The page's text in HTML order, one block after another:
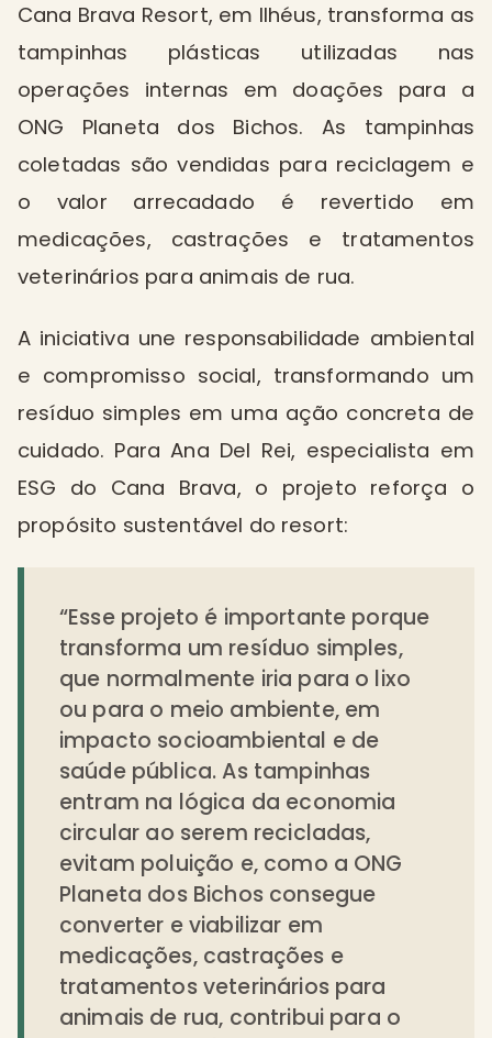
Cana Brava Resort, em Ilhéus, transforma as
tampinhas plásticas utilizadas nas
operações internas em doações para a
ONG Planeta dos Bichos. As tampinhas
coletadas são vendidas para reciclagem e
o valor arrecadado é revertido em
medicações, castrações e tratamentos
veterinários para animais de rua.
A iniciativa une responsabilidade ambiental
e compromisso social, transformando um
resíduo simples em uma ação concreta de
cuidado. Para Ana Del Rei, especialista em
ESG do Cana Brava, o projeto reforça o
propósito sustentável do resort:
“Esse projeto é importante porque
transforma um resíduo simples,
que normalmente iria para o lixo
ou para o meio ambiente, em
impacto socioambiental e de
saúde pública. As tampinhas
entram na lógica da economia
circular ao serem recicladas,
evitam poluição e, como a ONG
Planeta dos Bichos consegue
converter e viabilizar em
medicações, castrações e
tratamentos veterinários para
animais de rua, contribui para o